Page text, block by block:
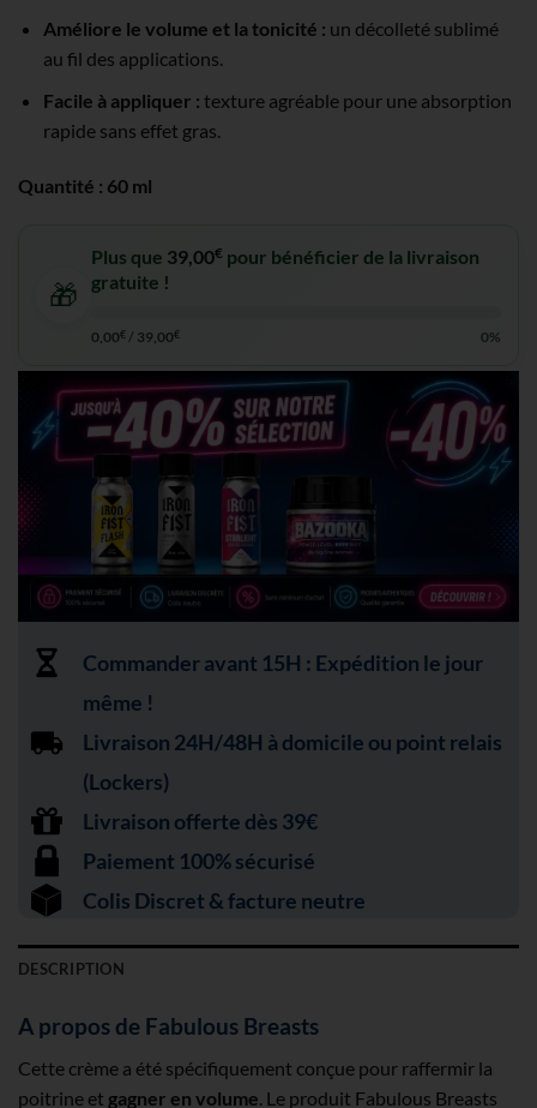
Améliore le volume et la tonicité : un décolleté sublimé
au fil des applications.
Facile à appliquer : texture agréable pour une absorption
rapide sans effet gras.
Quantité : 60 ml
🎁
Plus que 39,00€ pour bénéficier de la livraison
gratuite !
0,00€ / 39,00€ 0%
Commander avant 15H : Expédition le jour
même !
Livraison 24H/48H à domicile ou point relais
(Lockers)
Livraison offerte dès 39€
Paiement 100% sécurisé
Colis Discret & facture neutre
DESCRIPTION
A propos de Fabulous Breasts
Cette crème a été spécifiquement conçue pour raffermir la
poitrine et gagner en volume . Le produit Fabulous Breasts